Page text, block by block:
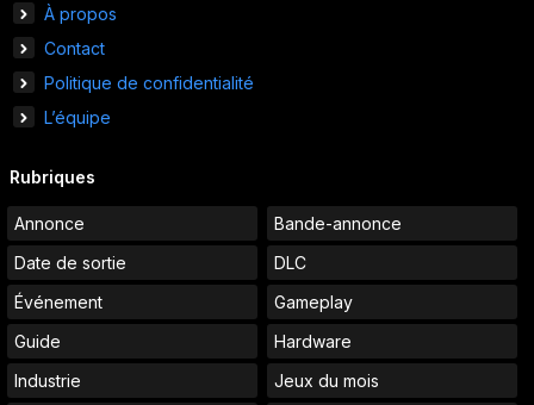
À propos
Contact
Politique de confidentialité
L’équipe
Rubriques
Annonce
Bande-annonce
Date de sortie
DLC
Événement
Gameplay
Guide
Hardware
Industrie
Jeux du mois